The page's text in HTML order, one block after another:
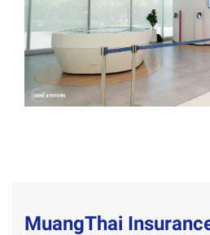
MuangThai